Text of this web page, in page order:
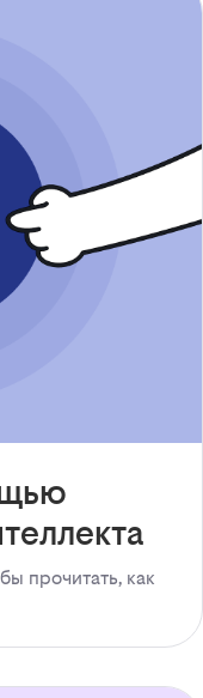
прочитать, как